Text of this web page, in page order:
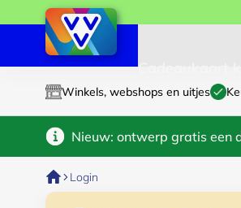
Winkels, webshops en uitjes
Nieuw: ontwerp gratis een
Login